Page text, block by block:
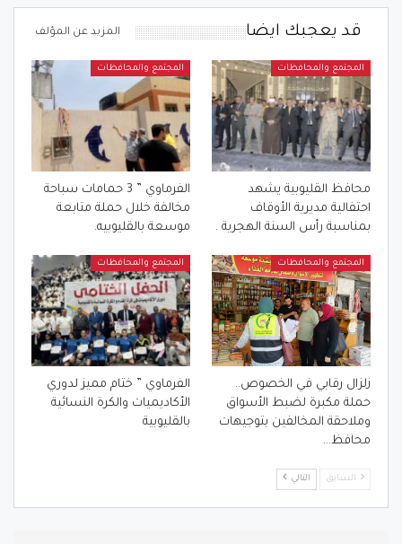
قد يعجبك ايضا المزيد عن المؤلف
المجتمع والمحافظات
محافظ القليوبية يشهد
احتفالية مديرية الأوقاف
بمناسبة رأس السنة الهجرية .
المجتمع والمحافظات
الفرماوي ” 3 حمامات سباحة
مخالفة خلال حملة متابعة
موسعة بالقليوبيه.
المجتمع والمحافظات
زلزال رقابي في الخصوص..
حملة مكبرة لضبط الأسواق
وملاحقة المخالفين بتوجيهات
محافظ…
المجتمع والمحافظات
الفرماوي ” ختام مميز لدوري
الأكاديميات والكرة النسائية
بالقليوبية
السابق التالي